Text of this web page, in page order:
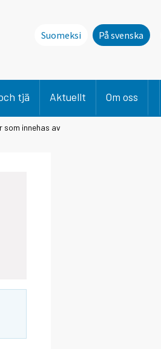
Suomeksi På svenska
tjä Aktuellt Om oss
som innehas av